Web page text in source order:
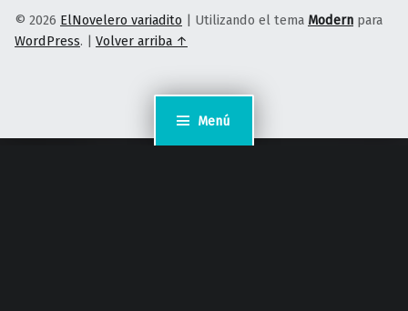
Menú
© 2026 ElNovelero variadito | Utilizando el tema Modern para
WordPress. | Volver arriba ↑